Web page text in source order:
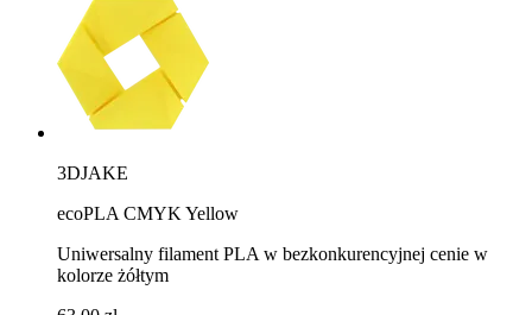
3DJAKE
ecoPLA CMYK Yellow
Uniwersalny filament PLA w bezkonkurencyjnej cenie w
kolorze żółtym